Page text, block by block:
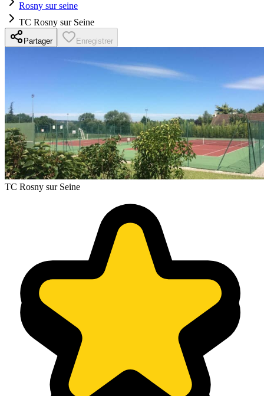
Rosny sur seine
TC Rosny sur Seine
Partager Enregistrer
TC Rosny sur Seine